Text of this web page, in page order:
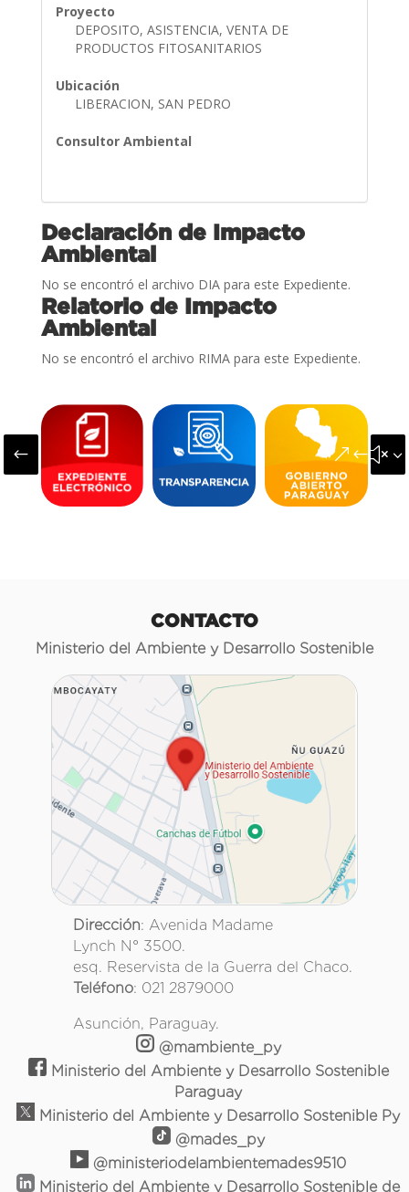
Proyecto
DEPOSITO, ASISTENCIA, VENTA DE
PRODUCTOS FITOSANITARIOS
Ubicación
LIBERACION, SAN PEDRO
Consultor Ambiental
Declaración de Impacto
Ambiental
No se encontró el archivo DIA para este Expediente.
Relatorio de Impacto
Ambiental
No se encontró el archivo RIMA para este Expediente.
#
CONTACTO
Ministerio del Ambiente y Desarrollo Sostenible
Dirección: Avenida Madame
Lynch N° 3500.
esq. Reservista de la Guerra del Chaco.
Teléfono: 021 2879000
Asunción, Paraguay.
@mambiente_py
Ministerio del Ambiente y Desarrollo Sostenible
Paraguay
Ministerio del Ambiente y Desarrollo Sostenible Py
@mades_py
@ministeriodelambientemades9510
Ministerio del Ambiente y Desarrollo Sostenible de